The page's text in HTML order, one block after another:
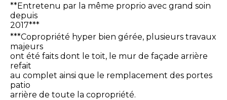
**Entretenu par la même proprio avec grand soin
depuis
2017***
***Copropriété hyper bien gérée, plusieurs travaux
majeurs
ont été faits dont le toit, le mur de façade arrière
refait
au complet ainsi que le remplacement des portes
patio
arrière de toute la copropriété.